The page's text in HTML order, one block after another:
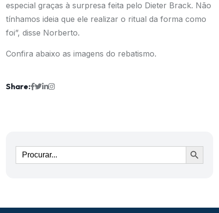
especial graças à surpresa feita pelo Dieter Brack. Não
tínhamos ideia que ele realizar o ritual da forma como
foi”, disse Norberto.
Confira abaixo as imagens do rebatismo.
Share:
Ir